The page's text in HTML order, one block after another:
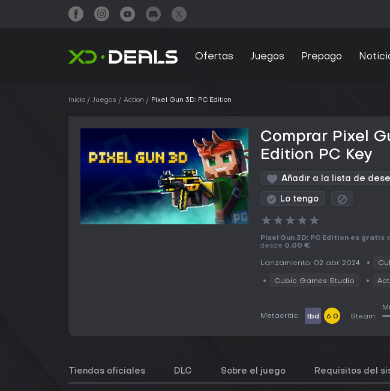
Ofertas Juegos Prepago
Inicio Juegos Action Pixel Gun 3D: PC Edition
Comprar Pixel
Edition PC Key
Añadir a la lista de
Lo tengo
★★★★★
Pixel Gun 3D: PC Edition es gratis
desde 0,00 €.
Lanzamiento: 02 abr 2024
Cubic Games Studio
Metacritic: tbd 6.0 Steam:
Tiendas oficiales DLC Sobre el juego Requisitos del